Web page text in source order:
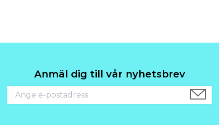
Anmäl dig till vår nyhetsbrev